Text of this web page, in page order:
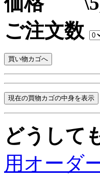
ご注文数
どうして
用オーダ